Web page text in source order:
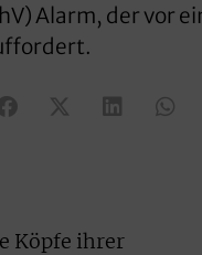
Alarm, der vor
Köpfe ihrer